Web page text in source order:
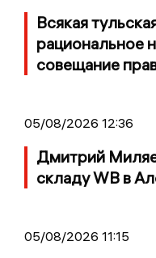
Всякая
рациональное
совещание
05/08/2026 12:36
Дмитрий
складу WB в
05/08/2026 11:15